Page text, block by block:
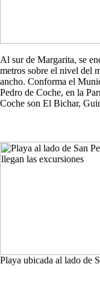
Al sur de Margarita, se
metros sobre el nivel del
ancho. Conforma el
Pedro de Coche, en la
Coche son El Bichar,
Playa ubicada al lado de